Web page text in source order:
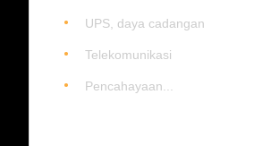
UPS, daya cadangan
Telekomunikasi
Pencahayaan...